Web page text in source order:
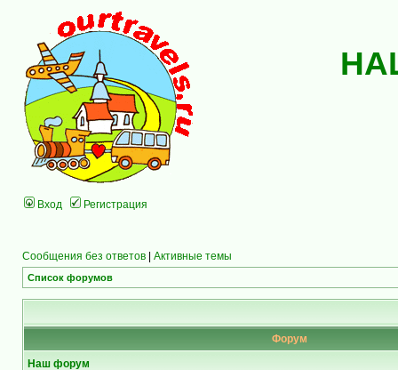
Вход Регистрация
Сообщения без ответов | Активные темы
Список форумов
Форум
Наш форум